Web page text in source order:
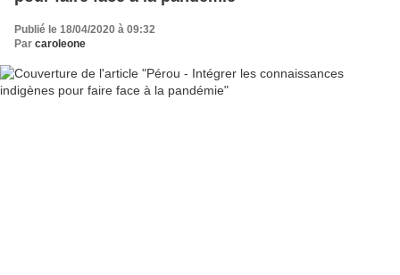
Publié le 18/04/2020 à 09:32
Par caroleone